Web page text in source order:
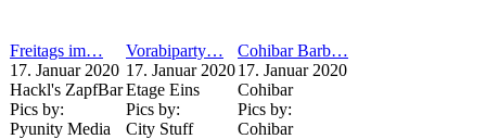
Freitags im…
17. Januar 2020
Hackl's ZapfBar
Pics by:
Pyunity Media
Vorabiparty…
17. Januar 2020
Etage Eins
Pics by:
City Stuff
Cohibar Barb…
17. Januar 2020
Cohibar
Pics by:
Cohibar